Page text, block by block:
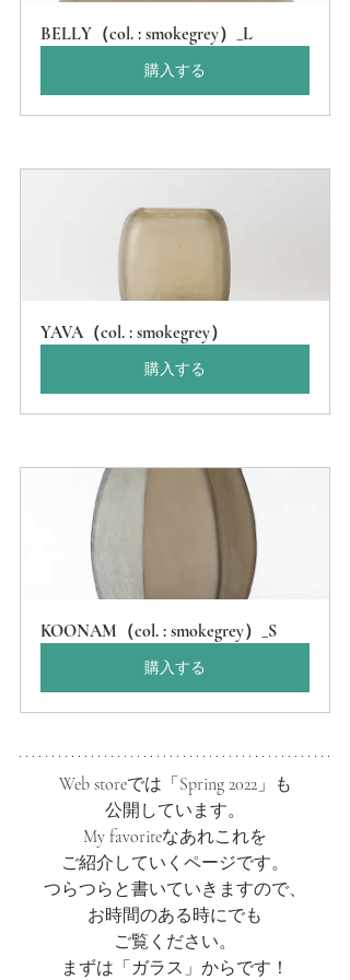
BELLY（col. : smokegrey）_L
購入する
YAVA（col. : smokegrey）
購入する
KOONAM（col. : smokegrey）_S
購入する
Web storeでは「Spring 2022」も
公開しています。
My favoriteなあれこれを
ご紹介していくページです。
つらつらと書いていきますので、
お時間のある時にでも
ご覧ください。
まずは「ガラス」からです！